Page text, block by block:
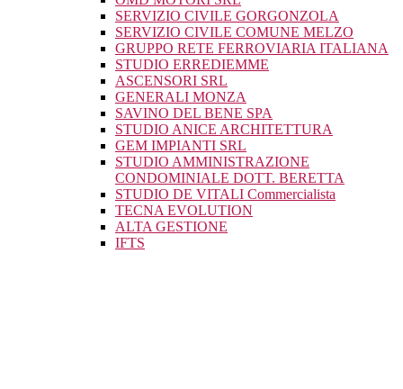
SERVIZIO CIVILE GORGONZOLA
SERVIZIO CIVILE COMUNE MELZO
GRUPPO RETE FERROVIARIA ITALIANA
STUDIO ERREDIEMME
ASCENSORI SRL
GENERALI MONZA
SAVINO DEL BENE SPA
STUDIO ANICE ARCHITETTURA
GEM IMPIANTI SRL
STUDIO AMMINISTRAZIONE
CONDOMINIALE DOTT. BERETTA
STUDIO DE VITALI Commercialista
TECNA EVOLUTION
ALTA GESTIONE
IFTS